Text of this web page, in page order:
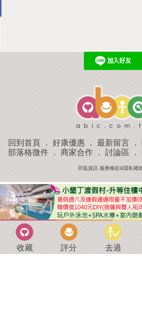
回到首頁 ． 好康優惠 ． 最新留言 ．
部落格微件． 商家合作． 討論區 ．
羿磊資訊 服務條款&隱私權
收藏 評分 去過